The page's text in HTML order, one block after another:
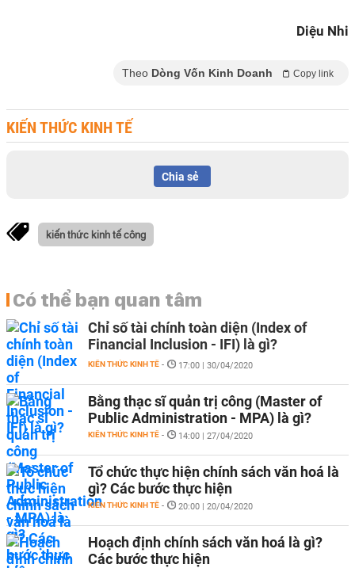
Diệu Nhi
Theo Dòng Vốn Kinh Doanh Copy link
KIẾN THỨC KINH TẾ
Chia sẻ
kiến thức kinh tế công
Có thể bạn quan tâm
Chỉ số tài chính toàn diện (Index of
Financial Inclusion - IFI) là gì?
KIẾN THỨC KINH TẾ - 17:00 | 30/04/2020
Bằng thạc sĩ quản trị công (Master of
Public Administration - MPA) là gì?
KIẾN THỨC KINH TẾ - 14:00 | 27/04/2020
Tổ chức thực hiện chính sách văn hoá là
gì? Các bước thực hiện
KIẾN THỨC KINH TẾ - 20:00 | 20/04/2020
Hoạch định chính sách văn hoá là gì?
Các bước thực hiện